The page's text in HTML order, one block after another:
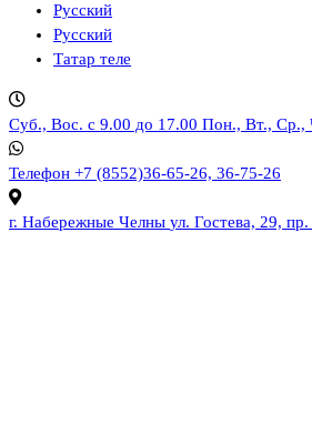
Русский
Русский
Татар теле
Суб., Вос. с 9.00 до 17.00 Пон., Вт., Ср.,
Телефон +7 (8552)36-65-26, 36-75-26
г. Набережные Челны ул. Гостева, 29,